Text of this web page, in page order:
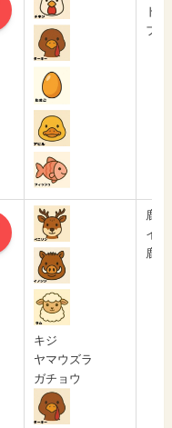
ド
フ
キジ
ヤマウズラ
ガチョウ
鹿肉
イ
鹿